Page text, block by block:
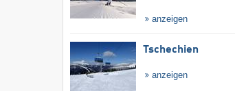
anzeigen
Tschechien
anzeigen